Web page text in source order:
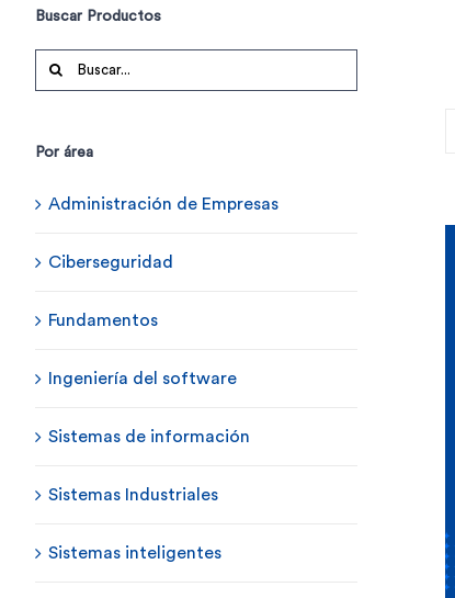
Buscar Productos
Buscar:
Por área
Administración de Empresas
Ciberseguridad
Fundamentos
Ingeniería del software
Sistemas de información
Sistemas Industriales
Sistemas inteligentes